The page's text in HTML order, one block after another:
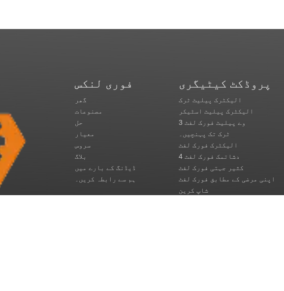
فوری لنکس
گھر
مصنوعات
حل
معیار
سروس
بلاگ
ڈیڈنگ کے بارے میں
ہم سے رابطہ کریں۔
پروڈکٹ کیٹیگری
الیکٹرک پیلیٹ ٹرک
الیکٹرک پیلیٹ اسٹیکر
3 وے پیلیٹ فورک لفٹ
ٹرک تک پہنچیں۔
الیکٹرک فورک لفٹ
4 دشاتمک فورک لفٹ
کثیر جہتی فورک لفٹ
اپنی مرضی کے مطابق فورک لفٹ
شاپ کرین